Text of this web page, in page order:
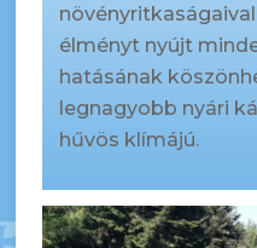
élményt nyújt
hatásának
legnagyobb nyári
hűvös klímájú.